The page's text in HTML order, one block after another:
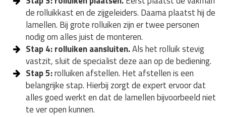
de rolluikkast en de zijgeleiders. Daarna plaatst hij de
lamellen. Bij grote rolluiken zijn er twee personen
nodig om alles juist de monteren.
Stap 4: rolluiken aansluiten.Als het rolluik stevig
vastzit, sluit de specialist deze aan op de bediening.
Stap 5:rolluiken afstellen. Het afstellen is een
belangrijke stap. Hierbij zorgt de expert ervoor dat
alles goed werkt en dat de lamellen bijvoorbeeld niet
te ver open kunnen.